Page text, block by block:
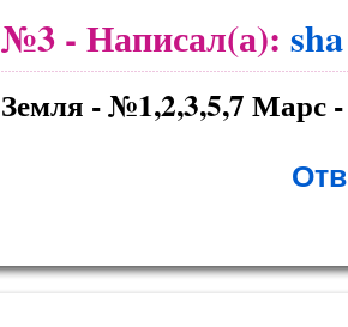
№3 - Написал(а): sha
Земля - №1,2,3,5,7 Марс